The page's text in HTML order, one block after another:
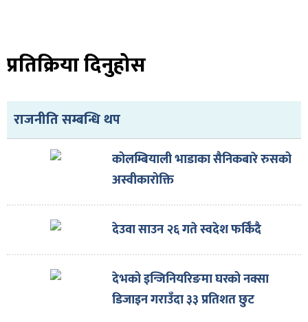
प्रतिक्रिया दिनुहोस
राजनीति सम्बन्धि थप
कोलम्बियाली भाडाका सैनिकबारे रुसको
अस्वीकारोक्ति
देउवा साउन २६ गते स्वदेश फर्किँदै
देभको इन्जिनियरिङमा घरको नक्सा
डिजाइन गराउँदा ३३ प्रतिशत छुट